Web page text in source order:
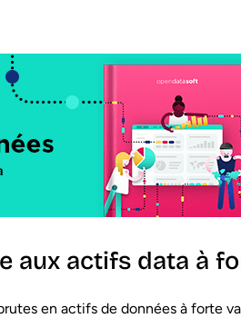
aux actifs data à
en actifs de données à forte